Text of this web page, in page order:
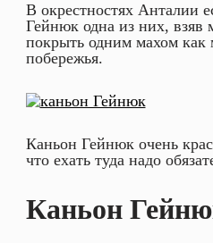
В окрестностях Анталии
Гейнюк одна из них, взяв
покрыть одним махом
побережья.
Каньон Гейнюк очень
что ехать туда надо
Каньон